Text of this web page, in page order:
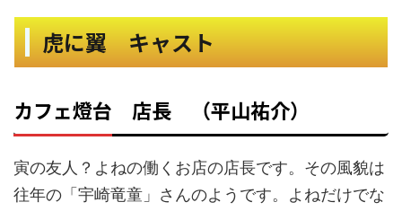
虎に翼 キャスト
カフェ燈台 店長 （平山祐介）
寅の友人？よねの働くお店の店長です。その風貌は
往年の「宇崎竜童」さんのようです。よねだけでな